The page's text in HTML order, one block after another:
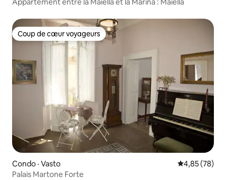
Coup de cœur voyageurs
Coup de cœur voyageurs
Condo · Vasto Note
4,85 (78)
Palais Martone Forte